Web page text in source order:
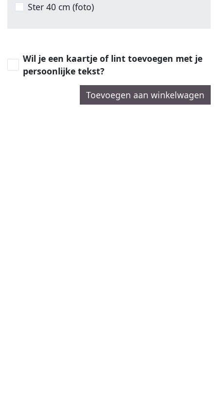
Ster 40 cm (foto)
Wil je een kaartje of lint toevoegen met je
persoonlijke tekst?
Toevoegen aan winkelwagen